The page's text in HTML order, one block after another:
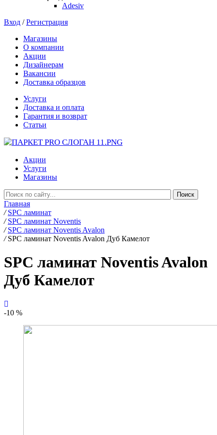
Adesiv
Вход /Регистрация
Магазины
О компании
Акции
Дизайнерам
Вакансии
Доставка образцов
Услуги
Доставка и оплата
Гарантия и возврат
Статьи
Акции
Услуги
Магазины
Главная
/ SPC ламинат
/ SPC ламинат Noventis
/ SPC ламинат Noventis Avalon
/ SPC ламинат Noventis Avalon Дуб Камелот
SPC ламинат Noventis Avalon
Дуб Камелот
-10 %